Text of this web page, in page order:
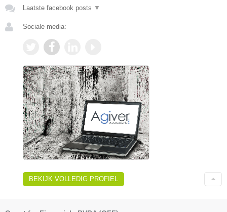
Laatste facebook posts ▼
Sociale media:
BEKIJK VOLLEDIG PROFIEL